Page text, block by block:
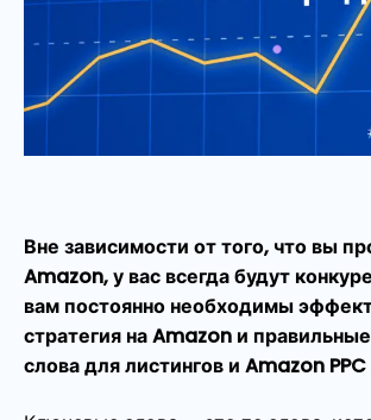
Вне зависимости от того, что вы
Amazon, у вас всегда будут
вам постоянно необходимы
стратегия на Amazon и
слова для листингов и Amazon